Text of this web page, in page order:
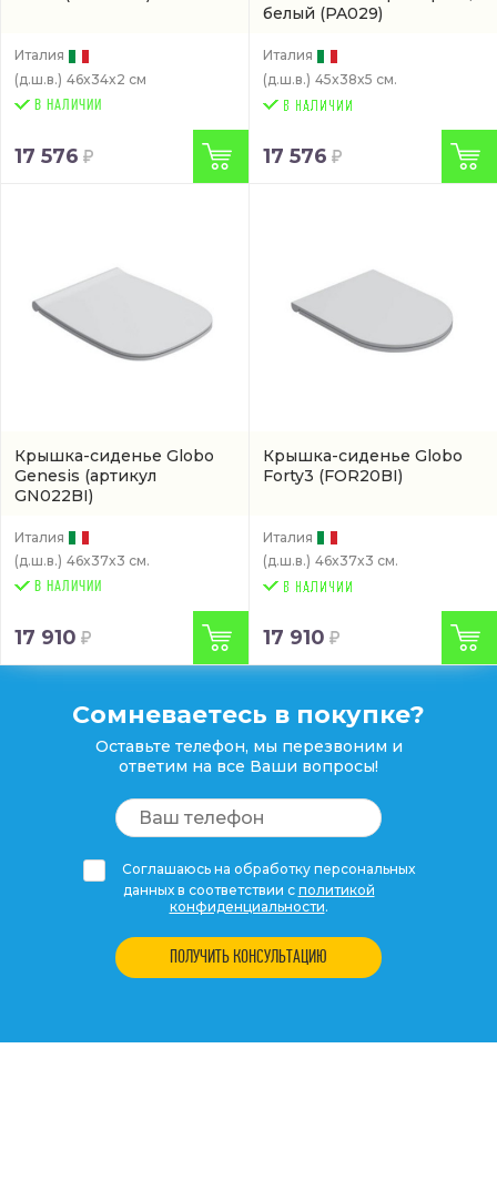
Италия
(д.ш.в.) 46x34x2 см
В НАЛИЧИИ
17 576
белый (PA029)
Италия
(д.ш.в.) 45x38x5 см.
17 576
Крышка-сиденье Globo
Genesis (артикул
GN022BI)
Италия
(д.ш.в.) 46x37x3 см.
В НАЛИЧИИ
17 910
Крышка-сиденье Globo
Forty3 (FOR20BI)
Италия
(д.ш.в.) 46x37x3 см.
17 910
Сомневаетесь в покупке?
Оставьте телефон, мы перезвоним и
ответим на все Ваши вопросы!
Соглашаюсь на обработку персональных
данных в соответствии с политикой
конфиденциальности.
ПОЛУЧИТЬ КОНСУЛЬТАЦИЮ